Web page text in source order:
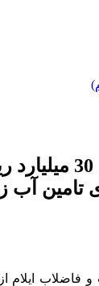
سرمایه گذاری
تامین آب
فاضلاب ایلام